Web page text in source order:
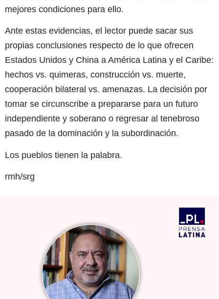
mejores condiciones para ello.
Ante estas evidencias, el lector puede sacar sus
propias conclusiones respecto de lo que ofrecen
Estados Unidos y China a América Latina y el Caribe:
hechos vs. quimeras, construcción vs. muerte,
cooperación bilateral vs. amenazas. La decisión por
tomar se circunscribe a prepararse para un futuro
independiente y soberano o regresar al tenebroso
pasado de la dominación y la subordinación.
Los pueblos tienen la palabra.
rmh/srg